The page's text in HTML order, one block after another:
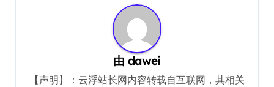
由dawei
【声明】：云浮站长网内容转载自互联网，其相关